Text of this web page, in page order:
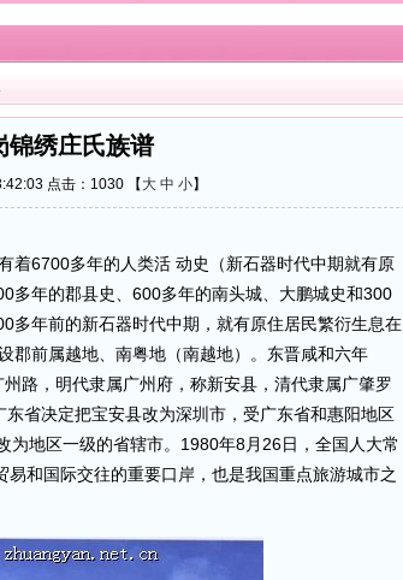
锦绣庄氏族谱
点击： 1030 【 大 中 小】
6700多年的人类活 动史（新石器时代中期就有原
多年的郡县史、600多年的南头城、大鹏城史和300
多年前的新石器时代中期，就有原住居民繁衍生息在
郡前属越地、南粤地（南越地）。东晋咸和六年
路，明代隶属广州府，称新安县，清代隶属广肇罗
省决定把宝安县改为深圳市，受广东省和惠阳地区
地区一级的省辖市。1980年8月26日，全国人大常
和国际交往的重要口岸，也是我国重点旅游城市之